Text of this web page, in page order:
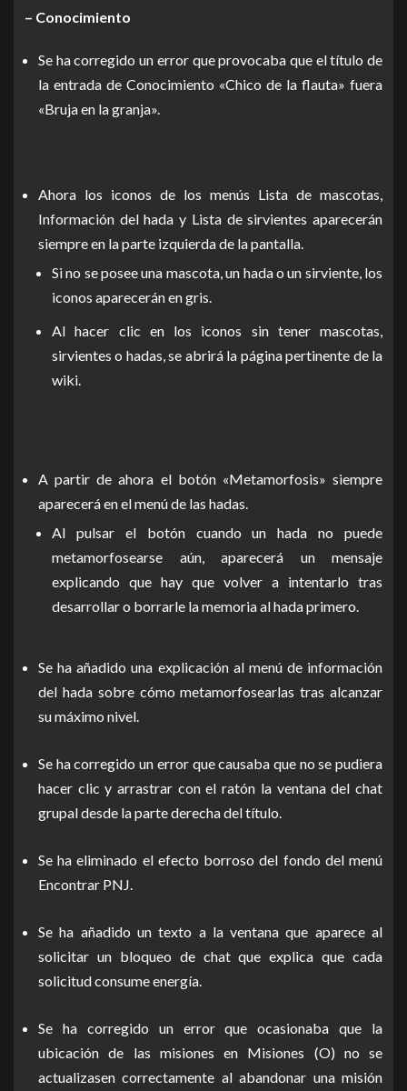
– Conocimiento
Se ha corregido un error que provocaba que el título de
la entrada de Conocimiento «Chico de la flauta» fuera
«Bruja en la granja».
Ahora los iconos de los menús Lista de mascotas,
Información del hada y Lista de sirvientes aparecerán
siempre en la parte izquierda de la pantalla.
Si no se posee una mascota, un hada o un sirviente, los
iconos aparecerán en gris.
Al hacer clic en los iconos sin tener mascotas,
sirvientes o hadas, se abrirá la página pertinente de la
wiki.
A partir de ahora el botón «Metamorfosis» siempre
aparecerá en el menú de las hadas.
Al pulsar el botón cuando un hada no puede
metamorfosearse aún, aparecerá un mensaje
explicando que hay que volver a intentarlo tras
desarrollar o borrarle la memoria al hada primero.
Se ha añadido una explicación al menú de información
del hada sobre cómo metamorfosearlas tras alcanzar
su máximo nivel.
Se ha corregido un error que causaba que no se pudiera
hacer clic y arrastrar con el ratón la ventana del chat
grupal desde la parte derecha del título.
Se ha eliminado el efecto borroso del fondo del menú
Encontrar PNJ.
Se ha añadido un texto a la ventana que aparece al
solicitar un bloqueo de chat que explica que cada
solicitud consume energía.
Se ha corregido un error que ocasionaba que la
ubicación de las misiones en Misiones (O) no se
actualizasen correctamente al abandonar una misión